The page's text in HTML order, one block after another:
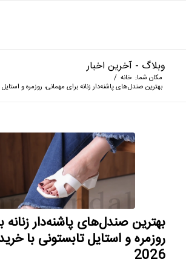
وبلاگ - آخرین اخبار
مکان شما: خانه /
بهترین صندل‌های پاشنه‌دار زنانه برای مهمانی، روزمره و
بهترین صندل‌های پاشنه‌دار زنانه
روزمره و استایل تابستونی با
2026